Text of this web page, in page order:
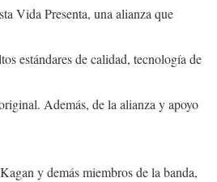
Vida Presenta, una alianza que
estándares de calidad, tecnología de
Además, de la alianza y apoyo
y demás miembros de la banda,